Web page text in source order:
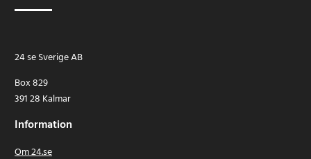
24 se Sverige AB
Box 829
391 28 Kalmar
Information
Om 24.se